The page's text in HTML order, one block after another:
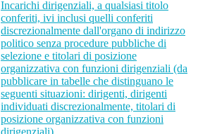
Incarichi dirigenziali, a qualsiasi titolo
conferiti, ivi inclusi quelli conferiti
discrezionalmente dall'organo di indirizzo
politico senza procedure pubbliche di
selezione e titolari di posizione
organizzativa con funzioni dirigenziali (da
pubblicare in tabelle che distinguano le
seguenti situazioni: dirigenti, dirigenti
individuati discrezionalmente, titolari di
posizione organizzativa con funzioni